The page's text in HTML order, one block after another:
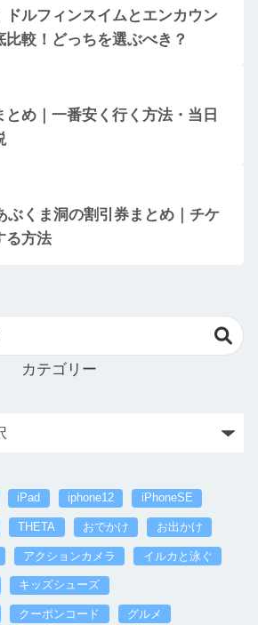
ドルフィンスイムとエンカウン
比較！どっちを選ぶべき？
め｜一番安く行く方法・当日
ぶくま洞の割引券まとめ｜チケ
る方法
カテゴリー
iPad iphone12 iPhoneSE
THETA おでかけ お出かけ
アクションカメラ イルカと泳ぐ
キッズシューズ
クーポンコード グルメ